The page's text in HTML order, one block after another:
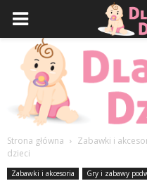
Strona główna Zabawki i
dzieci
Zabawki i akcesoria Gry i zabawy